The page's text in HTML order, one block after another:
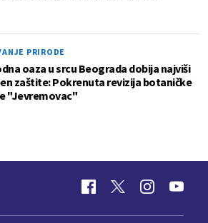
PRIRODE
oaza u srcu Beograda dobija najviši
zaštite: Pokrenuta revizija botaničke
"Jevremovac"